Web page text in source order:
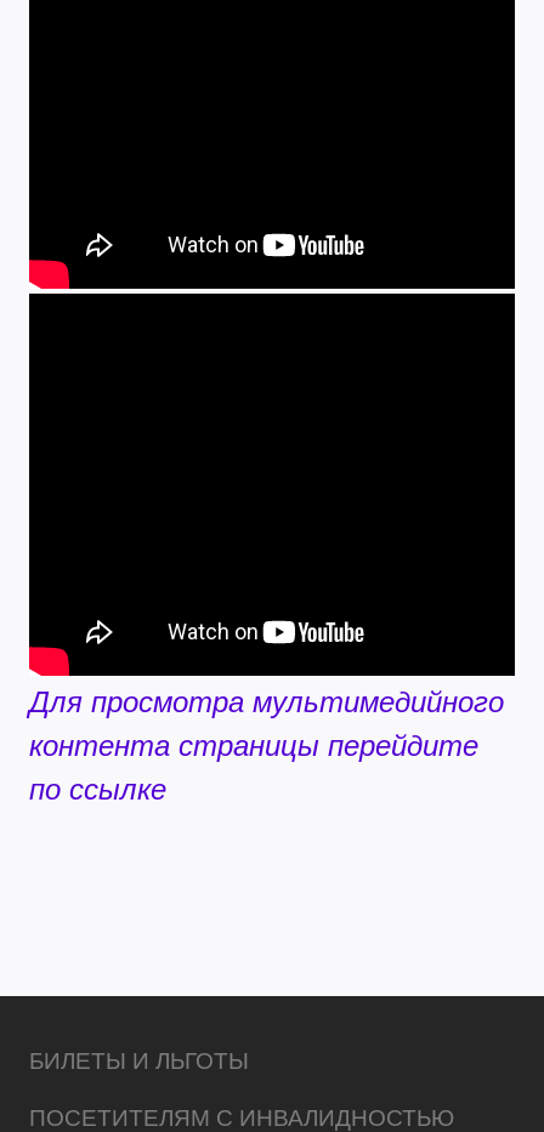
Для просмотра мультимедийного
контента страницы перейдите
по ссылке
БИЛЕТЫ И ЛЬГОТЫ
ПОСЕТИТЕЛЯМ С ИНВАЛИДНОСТЬЮ